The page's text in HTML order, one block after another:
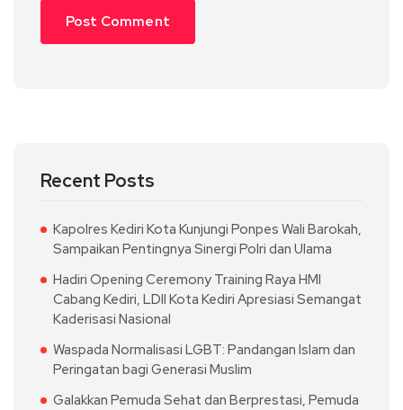
Recent Posts
Kapolres Kediri Kota Kunjungi Ponpes Wali Barokah,
Sampaikan Pentingnya Sinergi Polri dan Ulama
Hadiri Opening Ceremony Training Raya HMI
Cabang Kediri, LDII Kota Kediri Apresiasi Semangat
Kaderisasi Nasional
Waspada Normalisasi LGBT: Pandangan Islam dan
Peringatan bagi Generasi Muslim
Galakkan Pemuda Sehat dan Berprestasi, Pemuda